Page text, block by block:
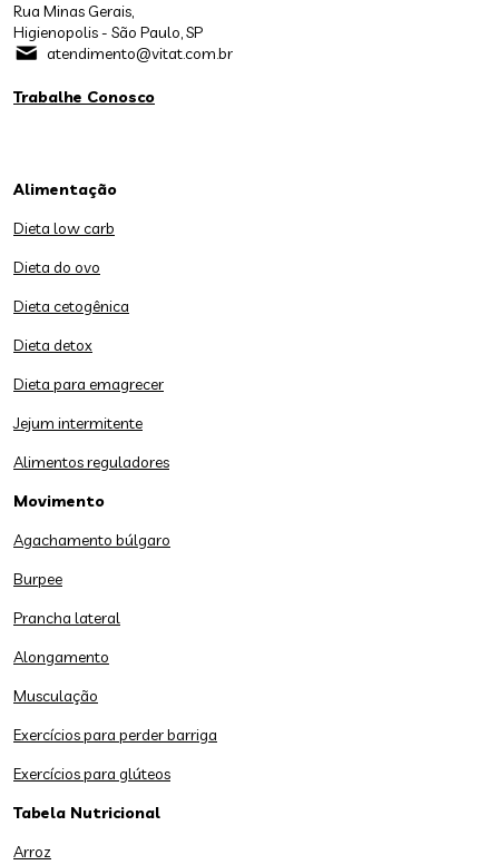
Rua Minas Gerais,
Higienopolis - São Paulo, SP
atendimento@vitat.com.br
Trabalhe Conosco
Alimentação
Dieta low carb
Dieta do ovo
Dieta cetogênica
Dieta detox
Dieta para emagrecer
Jejum intermitente
Alimentos reguladores
Movimento
Agachamento búlgaro
Burpee
Prancha lateral
Alongamento
Musculação
Exercícios para perder barriga
Exercícios para glúteos
Tabela Nutricional
Arroz